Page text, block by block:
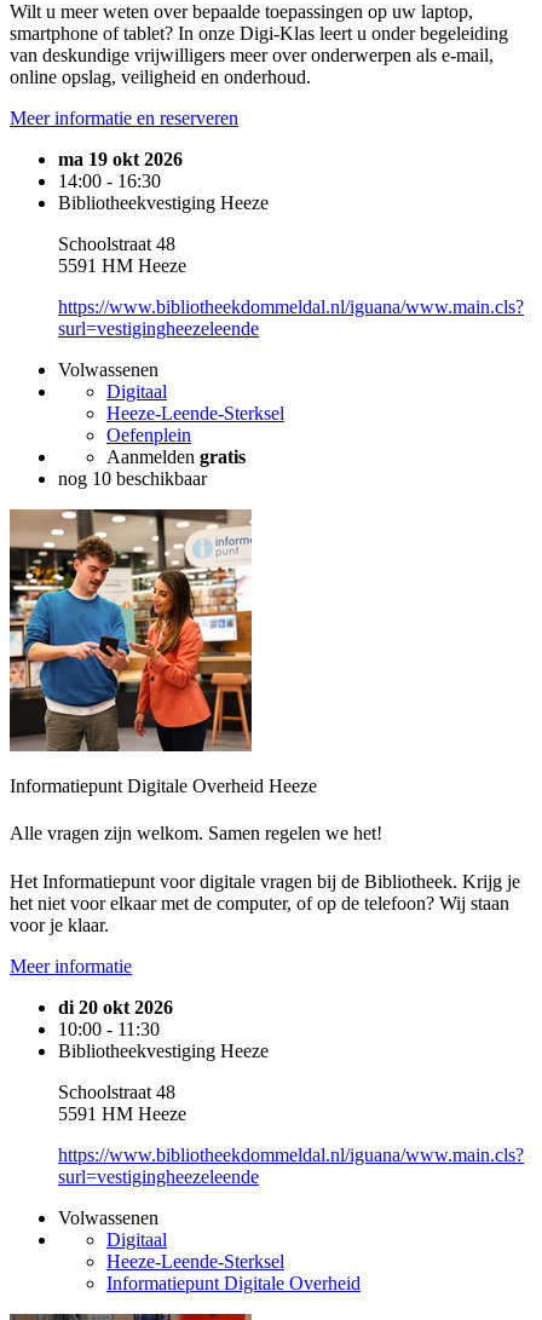
Wilt u meer weten over bepaalde toepassingen op uw laptop,
smartphone of tablet? In onze Digi-Klas leert u onder begeleiding
van deskundige vrijwilligers meer over onderwerpen als e-mail,
online opslag, veiligheid en onderhoud.
Meer informatie en reserveren
ma 19 okt 2026
14:00 - 16:30
Bibliotheekvestiging Heeze
Schoolstraat 48
5591 HM Heeze
https://www.bibliotheekdommeldal.nl/iguana/www.main.cls?
surl=vestigingheezeleende
Volwassenen
Digitaal
Heeze-Leende-Sterksel
Oefenplein
Aanmelden gratis
nog 10 beschikbaar
Informatiepunt Digitale Overheid Heeze
Alle vragen zijn welkom. Samen regelen we het!
Het Informatiepunt voor digitale vragen bij de Bibliotheek. Krijg je
het niet voor elkaar met de computer, of op de telefoon? Wij staan
voor je klaar.
Meer informatie
di 20 okt 2026
10:00 - 11:30
Bibliotheekvestiging Heeze
Schoolstraat 48
5591 HM Heeze
https://www.bibliotheekdommeldal.nl/iguana/www.main.cls?
surl=vestigingheezeleende
Volwassenen
Digitaal
Heeze-Leende-Sterksel
Informatiepunt Digitale Overheid